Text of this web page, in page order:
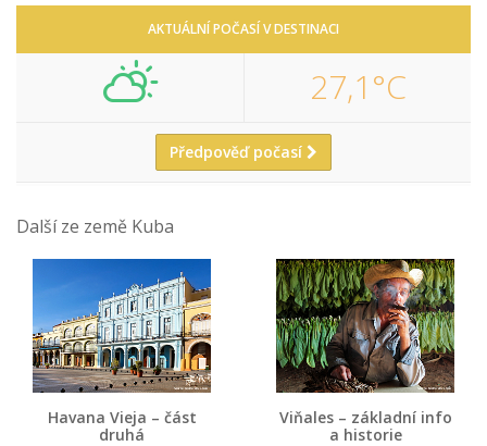
AKTUÁLNÍ POČASÍ V DESTINACI
27,1°C
Předpověď počasí
Další ze země Kuba
Havana Vieja – část
druhá
Viňales – základní info
a historie